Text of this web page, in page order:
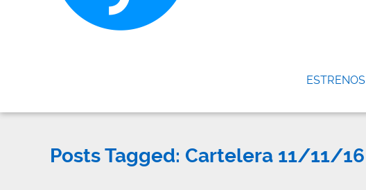
ESTRENOS
Posts Tagged: Cartelera 11/11/16